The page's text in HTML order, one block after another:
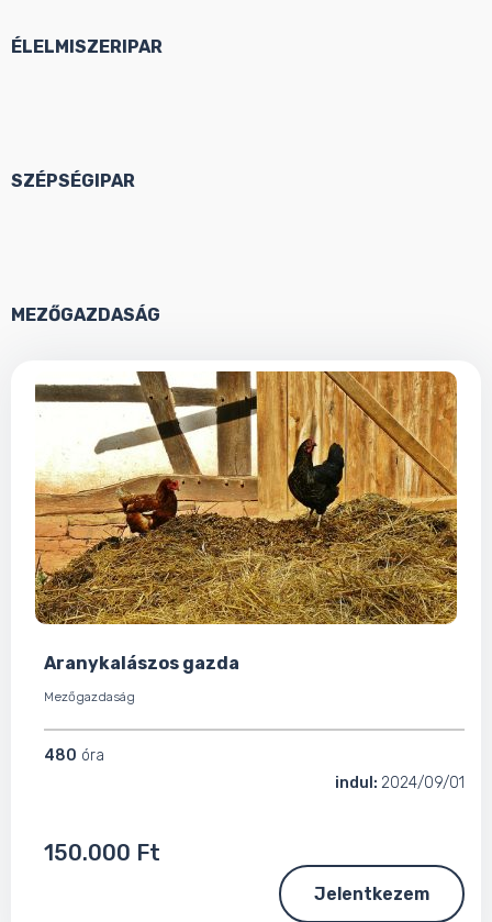
ÉLELMISZERIPAR
SZÉPSÉGIPAR
MEZŐGAZDASÁG​
Aranykalászos gazda
Mezőgazdaság
480 óra
indul: 2024/09/01
150.000 Ft
Jelentkezem